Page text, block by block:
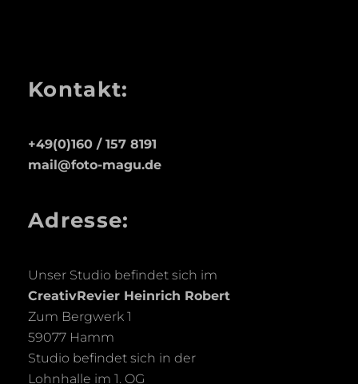
Kontakt:
+49(0)160 / 157 8191
mail@foto-magu.de
Adresse:
Unser Studio befindet sich im
CreativRevier Heinrich Robert
Zum Bergwerk 1
59077 Hamm
Studio befindet sich in der
Lohnhalle im 1. OG